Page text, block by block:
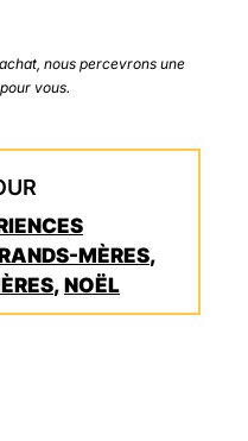
nous percevrons une
vous.
MÈRES,
, NOËL